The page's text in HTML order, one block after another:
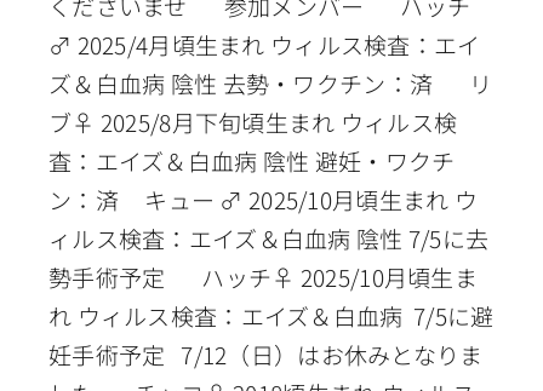
♂ 2025/4月頃生まれ ウィルス検査：エイ
ズ＆白血病 陰性 去勢・ワクチン：済 リ
ブ♀ 2025/8月下旬頃生まれ ウィルス検
査：エイズ＆白血病 陰性 避妊・ワクチ
ン：済 キュー ♂ 2025/10月頃生まれ ウ
ィルス検査：エイズ＆白血病 陰性 7/5に去
勢手術予定 ハッチ♀ 2025/10月頃生ま
れ ウィルス検査：エイズ＆白血病 7/5に避
妊手術予定 7/12（日）はお休みとなりま